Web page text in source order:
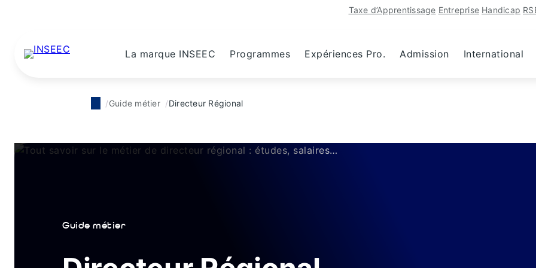
Taxe d’Apprentissage Entreprise Handicap
La marque INSEEC Programmes Expériences Pro. Admission International
Guide métier Directeur Régional
Guide métier